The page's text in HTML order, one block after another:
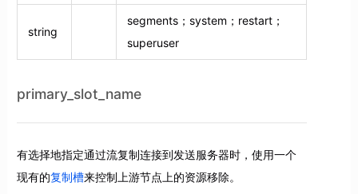
string
segments；system；restart；
superuser
primary_slot_name
有选择地指定通过流复制连接到发送服务器时，使用一个
现有的复制槽来控制上游节点上的资源移除。